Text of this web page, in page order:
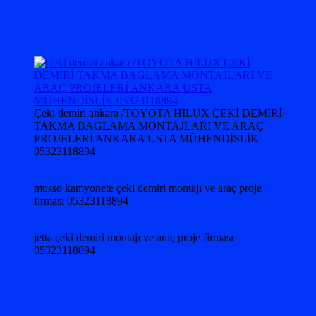
Çeki demiri ankara /TOYOTA HILUX ÇEKİ DEMİRİ
TAKMA BAGLAMA MONTAJLARI VE ARAÇ
PROJELERİ ANKARA USTA MÜHENDİSLİK
05323118894
musso kamyonete çeki demiri montajı ve araç proje
firması 05323118894
jetta çeki demiri montajı ve araç proje firması
05323118894